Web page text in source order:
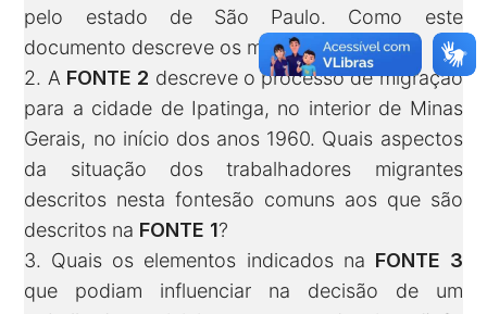
pelo estado de São Paulo. Como este
documento descreve os migrantes?
2. A FONTE 2 descreve o processo de migração
para a cidade de Ipatinga, no interior de Minas
Gerais, no início dos anos 1960. Quais aspectos
da situação dos trabalhadores migrantes
descritos nesta fontesão comuns aos que são
descritos na FONTE 1?
3. Quais os elementos indicados na FONTE 3
que podiam influenciar na decisão de um